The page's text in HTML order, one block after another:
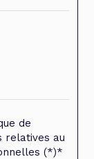
de
relatives au
(*)*